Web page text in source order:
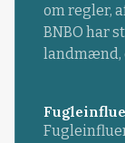
om regler,
BNBO har
landmænd,